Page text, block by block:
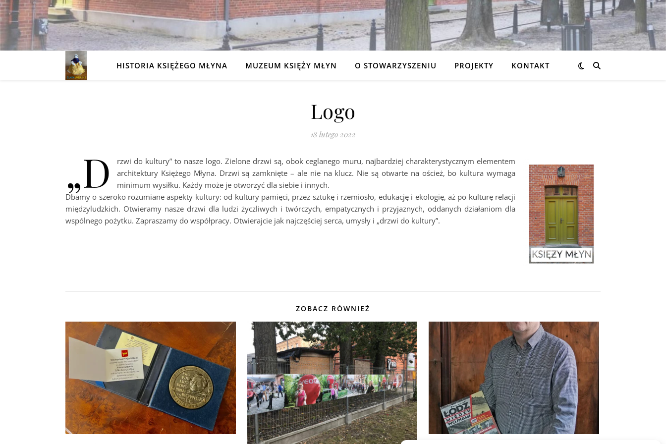
HISTORIA KSIĘŻEGO MŁYNA MUZEUM KSIĘŻY MŁYN O STOWARZYSZENIU PROJEKTY KONTAKT
Logo
18 lutego 2022
„D
rzwi do kultury” to nasze logo. Zielone drzwi są, obok ceglanego muru, najbardziej charakterystycznym elementem
architektury Księżego Młyna. Drzwi są zamknięte – ale nie na klucz. Nie są otwarte na oścież, bo kultura wymaga
minimum wysiłku. Każdy może je otworzyć dla siebie i innych.
Dbamy o szeroko rozumiane aspekty kultury: od kultury pamięci, przez sztukę i rzemiosło, edukację i ekologię, aż po kulturę relacji
międzyludzkich. Otwieramy nasze drzwi dla ludzi życzliwych i twórczych, empatycznych i przyjaznych, oddanych działaniom dla
wspólnego pożytku. Zapraszamy do współpracy. Otwierajcie jak najczęściej serca, umysły i „drzwi do kultury”.
ZOBACZ RÓWNIEŻ